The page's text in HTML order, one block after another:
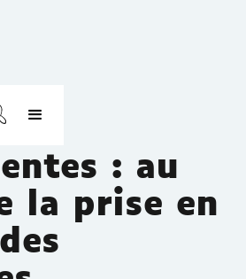
: au
la prise en